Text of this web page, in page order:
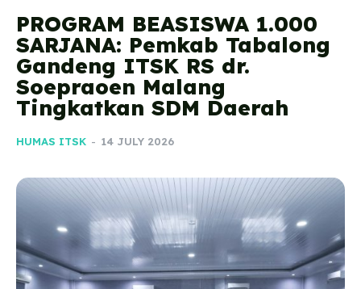
PROGRAM BEASISWA 1.000
SARJANA: Pemkab Tabalong
Gandeng ITSK RS dr.
Soepraoen Malang
Tingkatkan SDM Daerah
HUMAS ITSK - 14 JULY 2026